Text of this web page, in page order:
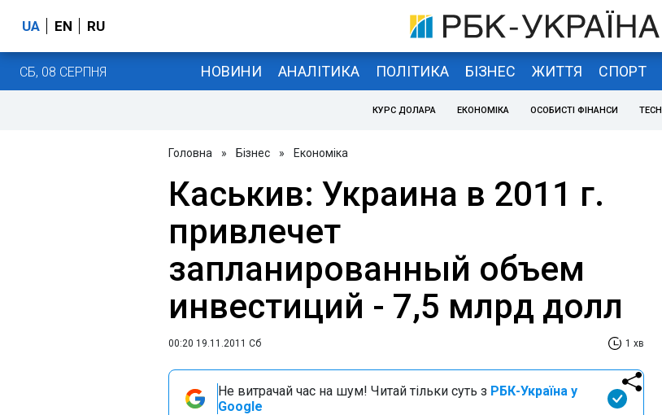
UA EN RU
СБ, 08 СЕРПНЯ НОВИНИ АНАЛІТИКА ПОЛІТИКА БІЗНЕС ЖИТТЯ СПОРТ
КУРС ДОЛАРА ЕКОНОМІКА ОСОБИСТІ ФІНАНСИ TECH
Головна » Бізнес » Економіка
Каськив: Украина в 2011 г.
привлечет
запланированный объем
инвестиций - 7,5 млрд долл
00:20 19.11.2011 Сб 1 хв
Не витрачай час на шум! Читай тільки суть з РБК-Україна у
Google